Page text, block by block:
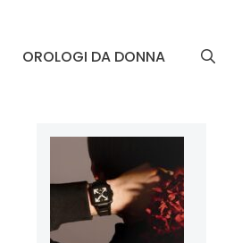
OROLOGI DA DONNA